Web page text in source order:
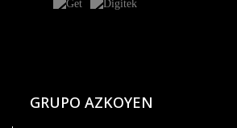
GRUPO AZKOYEN